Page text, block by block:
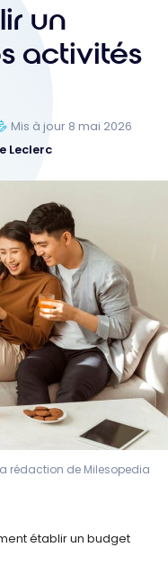
un
activités
Mis à jour 8 mai 2026
Leclerc
rédaction de Milesopedia
établir un budget